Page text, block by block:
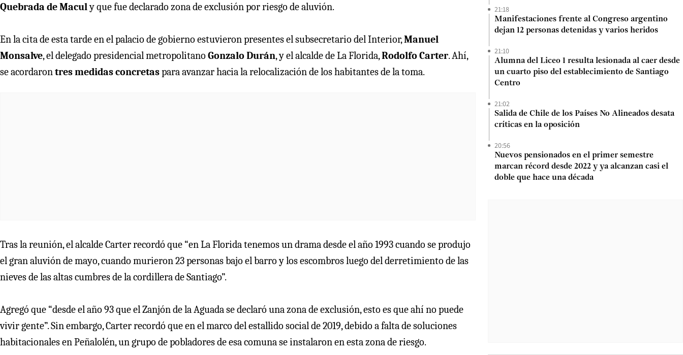
Quebrada de Maculy que fue declarado zona de exclusión por riesgo de aluvión.
En la cita de esta tarde en el palacio de gobierno estuvieron presentes el subsecretario del Interior,Manuel
Monsalve, el delegado presidencial metropolitano Gonzalo Durán, y el alcalde de La Florida,Rodolfo Carter. Ahí,
se acordarontres medidas concretaspara avanzar hacia la relocalización de los habitantes de la toma.
Tras la reunión, el alcalde Carter recordó que “en La Florida tenemos un drama desde el año 1993 cuando se produjo
el gran aluvión de mayo, cuando murieron 23 personas bajo el barro y los escombros luego del derretimiento de las
nieves de las altas cumbres de la cordillera de Santiago”.
Agregó que “desde el año 93 que el Zanjón de la Aguada se declaró una zona de exclusión, esto es que ahí no puede
vivir gente”. Sin embargo, Carter recordó que en el marco del estallido social de 2019, debido a falta de soluciones
habitacionales en Peñalolén, un grupo de pobladores de esa comuna se instalaron en esta zona de riesgo.
21:18
Manifestaciones frente al Congreso argentino
dejan 12 personas detenidas y varios heridos
21:10
Alumna del Liceo 1 resulta lesionada al caer desde
un cuarto piso del establecimiento de Santiago
Centro
21:02
Salida de Chile de los Países No Alineados desata
críticas en la oposición
20:56
Nuevos pensionados en el primer semestre
marcan récord desde 2022 y ya alcanzan casi el
doble que hace una década